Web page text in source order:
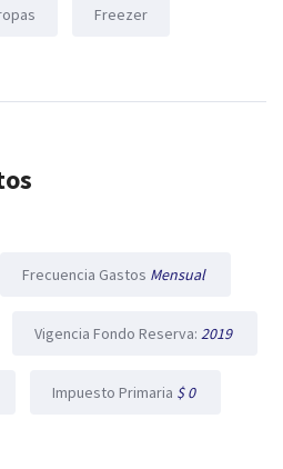
Freezer
Frecuencia Gastos Mensual
Vigencia Fondo Reserva: 2019
Impuesto Primaria $ 0